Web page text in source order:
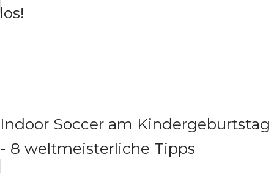
los!
Indoor Soccer am Kindergeburtstag
- 8 weltmeisterliche Tipps